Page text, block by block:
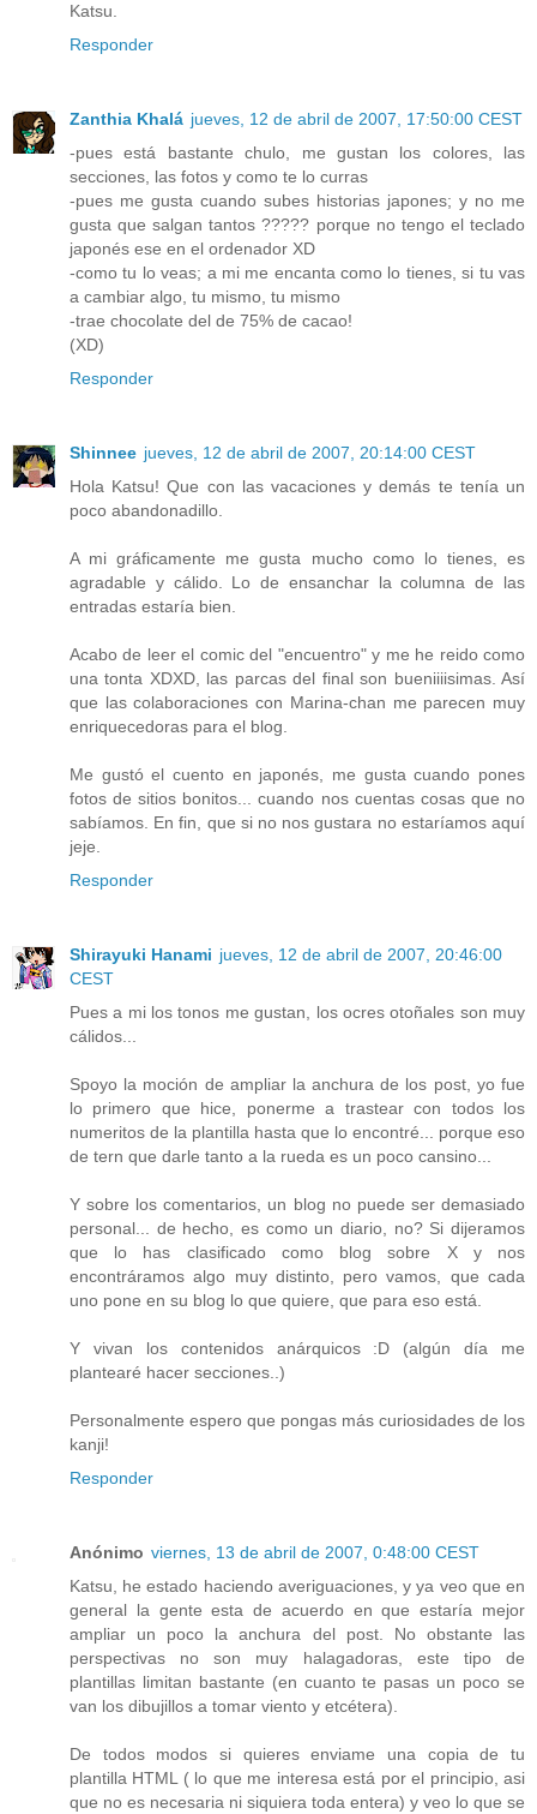
Katsu.
Responder
Zanthia Khalá jueves, 12 de abril de 2007, 17:50:00 CEST
-pues está bastante chulo, me gustan los colores, las
secciones, las fotos y como te lo curras
-pues me gusta cuando subes historias japones; y no me
gusta que salgan tantos ????? porque no tengo el teclado
japonés ese en el ordenador XD
-como tu lo veas; a mi me encanta como lo tienes, si tu vas
a cambiar algo, tu mismo, tu mismo
-trae chocolate del de 75% de cacao!
(XD)
Responder
Shinnee jueves, 12 de abril de 2007, 20:14:00 CEST
Hola Katsu! Que con las vacaciones y demás te tenía un
poco abandonadillo.
A mi gráficamente me gusta mucho como lo tienes, es
agradable y cálido. Lo de ensanchar la columna de las
entradas estaría bien.
Acabo de leer el comic del "encuentro" y me he reido como
una tonta XDXD, las parcas del final son bueniiiisimas. Así
que las colaboraciones con Marina-chan me parecen muy
enriquecedoras para el blog.
Me gustó el cuento en japonés, me gusta cuando pones
fotos de sitios bonitos... cuando nos cuentas cosas que no
sabíamos. En fin, que si no nos gustara no estaríamos aquí
jeje.
Responder
Shirayuki Hanami jueves, 12 de abril de 2007, 20:46:00
CEST
Pues a mi los tonos me gustan, los ocres otoñales son muy
cálidos...
Spoyo la moción de ampliar la anchura de los post, yo fue
lo primero que hice, ponerme a trastear con todos los
numeritos de la plantilla hasta que lo encontré... porque eso
de tern que darle tanto a la rueda es un poco cansino...
Y sobre los comentarios, un blog no puede ser demasiado
personal... de hecho, es como un diario, no? Si dijeramos
que lo has clasificado como blog sobre X y nos
encontráramos algo muy distinto, pero vamos, que cada
uno pone en su blog lo que quiere, que para eso está.
Y vivan los contenidos anárquicos :D (algún día me
plantearé hacer secciones..)
Personalmente espero que pongas más curiosidades de los
kanji!
Responder
Anónimo viernes, 13 de abril de 2007, 0:48:00 CEST
Katsu, he estado haciendo averiguaciones, y ya veo que en
general la gente esta de acuerdo en que estaría mejor
ampliar un poco la anchura del post. No obstante las
perspectivas no son muy halagadoras, este tipo de
plantillas limitan bastante (en cuanto te pasas un poco se
van los dibujillos a tomar viento y etcétera).
De todos modos si quieres enviame una copia de tu
plantilla HTML ( lo que me interesa está por el principio, asi
que no es necesaria ni siquiera toda entera) y veo lo que se